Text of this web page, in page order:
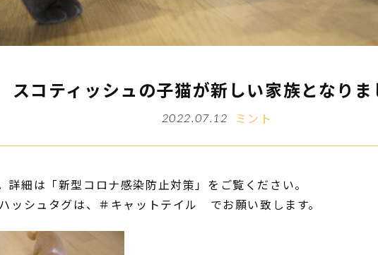
スコティッシュの子猫が新しい家族となり
2022.07.12 ミント
詳細は「新型コロナ感染防止対策」をご覧ください。
ッシュタグは、＃キャットテイル でお願い致します。